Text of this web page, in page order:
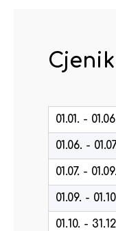
01.01. -
01.06. -
01.07. - 01.09.
01.09. -
01.10. -